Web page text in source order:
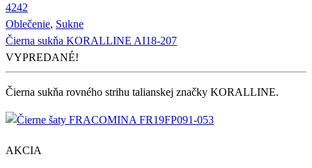
4242
Oblečenie, Sukne
Čierna sukňa KORALLINE AI18-207
VYPREDANÉ!
Čierna sukňa rovného strihu talianskej značky KORALLINE.
AKCIA